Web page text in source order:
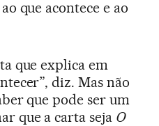
que acontece e ao
que explica em
diz. Mas não
que pode ser um
que a carta seja O